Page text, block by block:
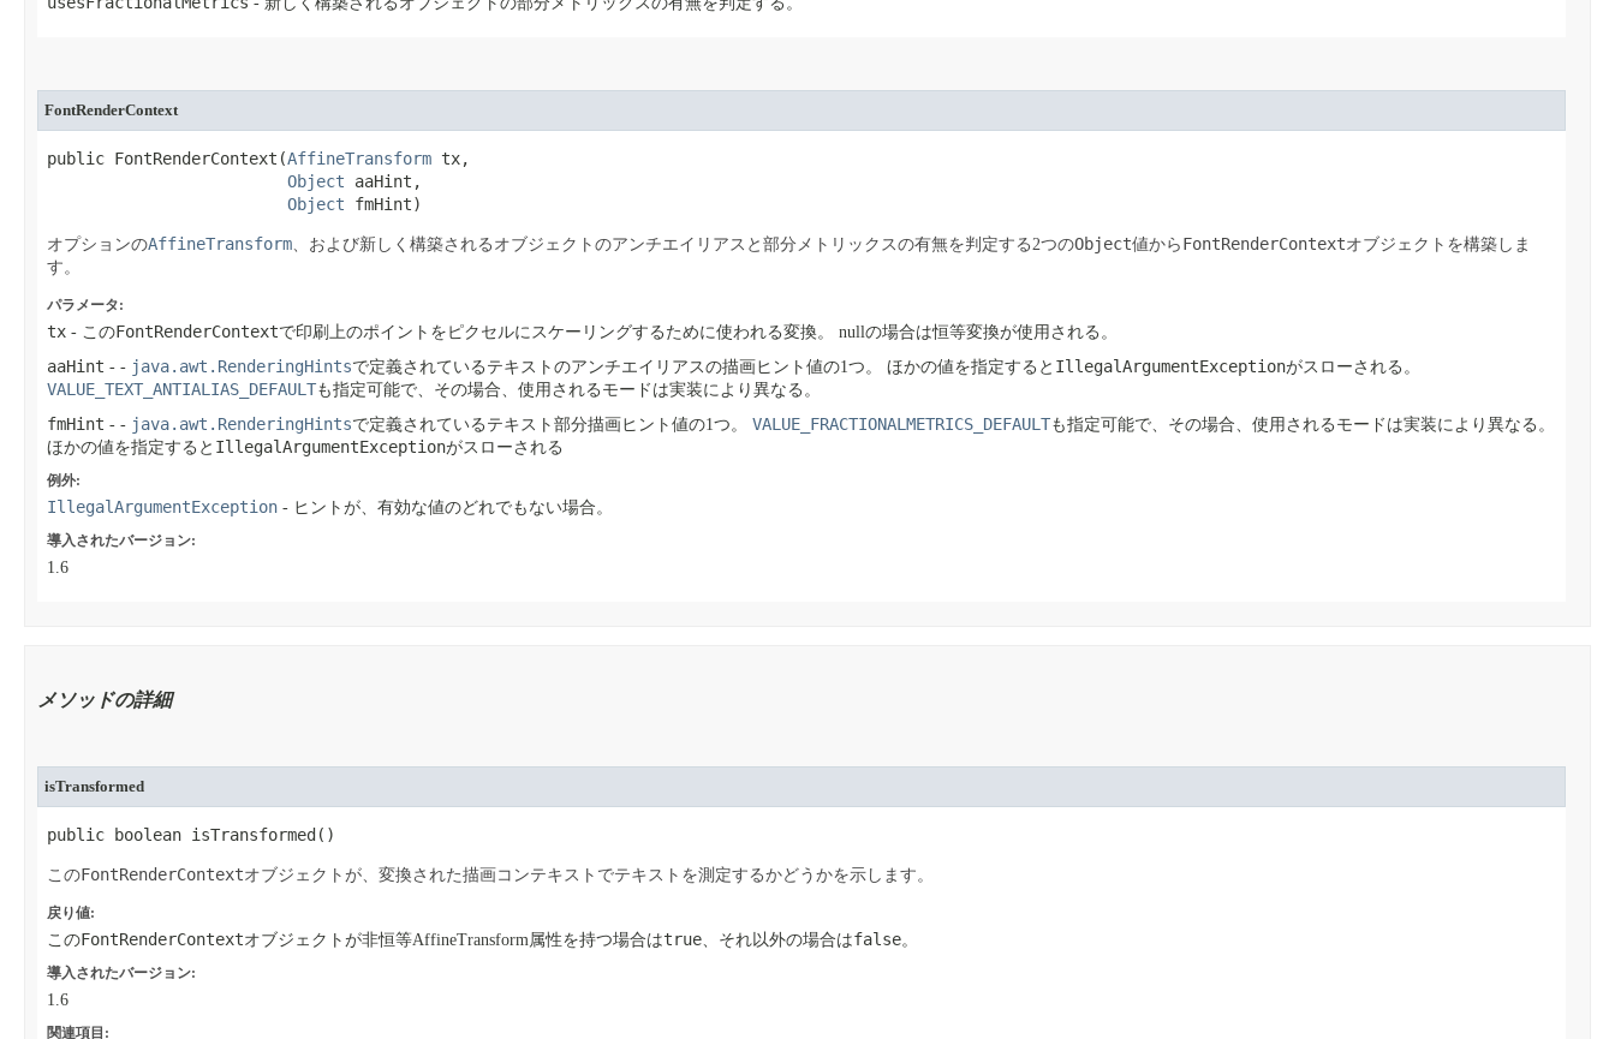
FontRenderContext
public FontRenderContext​(AffineTransform tx,
Object aaHint,
Object fmHint)
オプションのAffineTransform、および新しく構築されるオブジェクトのアンチエイリアスと部分メトリックスの有無を判定する2つのObject値から FontRenderContextオブジェクトを構築しま
す。
パラメータ:
tx - このFontRenderContextで印刷上のポイントをピクセルにスケーリングするために使われる変換。 nullの場合は恒等変換が使用される。
aaHint - - java.awt.RenderingHintsで定義されているテキストのアンチエイリアスの描画ヒント値の1つ。 ほかの値を指定すると IllegalArgumentExceptionがスローされる。
VALUE_TEXT_ANTIALIAS_DEFAULTも指定可能で、その場合、使用されるモードは実装により異なる。
fmHint - - java.awt.RenderingHintsで定義されているテキスト部分描画ヒント値の1つ。 VALUE_FRACTIONALMETRICS_DEFAULTも指定可能で、その場合、使用されるモードは実装により異なる。
ほかの値を指定すると IllegalArgumentExceptionがスローされる
例外:
IllegalArgumentException - ヒントが、有効な値のどれでもない場合。
導入されたバージョン:
1.6
メソッドの詳細
isTransformed
public boolean isTransformed​()
このFontRenderContextオブジェクトが、変換された描画コンテキストでテキストを測定するかどうかを示します。
戻り値:
このFontRenderContextオブジェクトが非恒等AffineTransform属性を持つ場合はtrue、それ以外の場合はfalse。
導入されたバージョン:
1.6
関連項目: